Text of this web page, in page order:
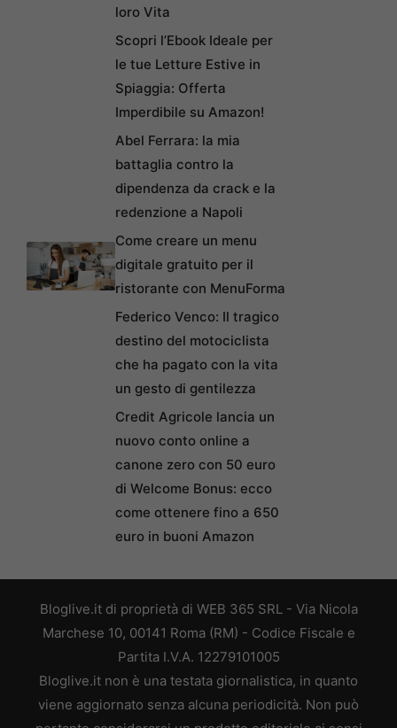
loro Vita
Scopri l’Ebook Ideale per
le tue Letture Estive in
Spiaggia: Offerta
Imperdibile su Amazon!
Abel Ferrara: la mia
battaglia contro la
dipendenza da crack e la
redenzione a Napoli
Come creare un menu
digitale gratuito per il
ristorante con MenuForma
Federico Venco: Il tragico
destino del motociclista
che ha pagato con la vita
un gesto di gentilezza
Credit Agricole lancia un
nuovo conto online a
canone zero con 50 euro
di Welcome Bonus: ecco
come ottenere fino a 650
euro in buoni Amazon
Bloglive.it di proprietà di WEB 365 SRL - Via Nicola
Marchese 10, 00141 Roma (RM) - Codice Fiscale e
Partita I.V.A. 12279101005
Bloglive.it non è una testata giornalistica, in quanto
viene aggiornato senza alcuna periodicità. Non può